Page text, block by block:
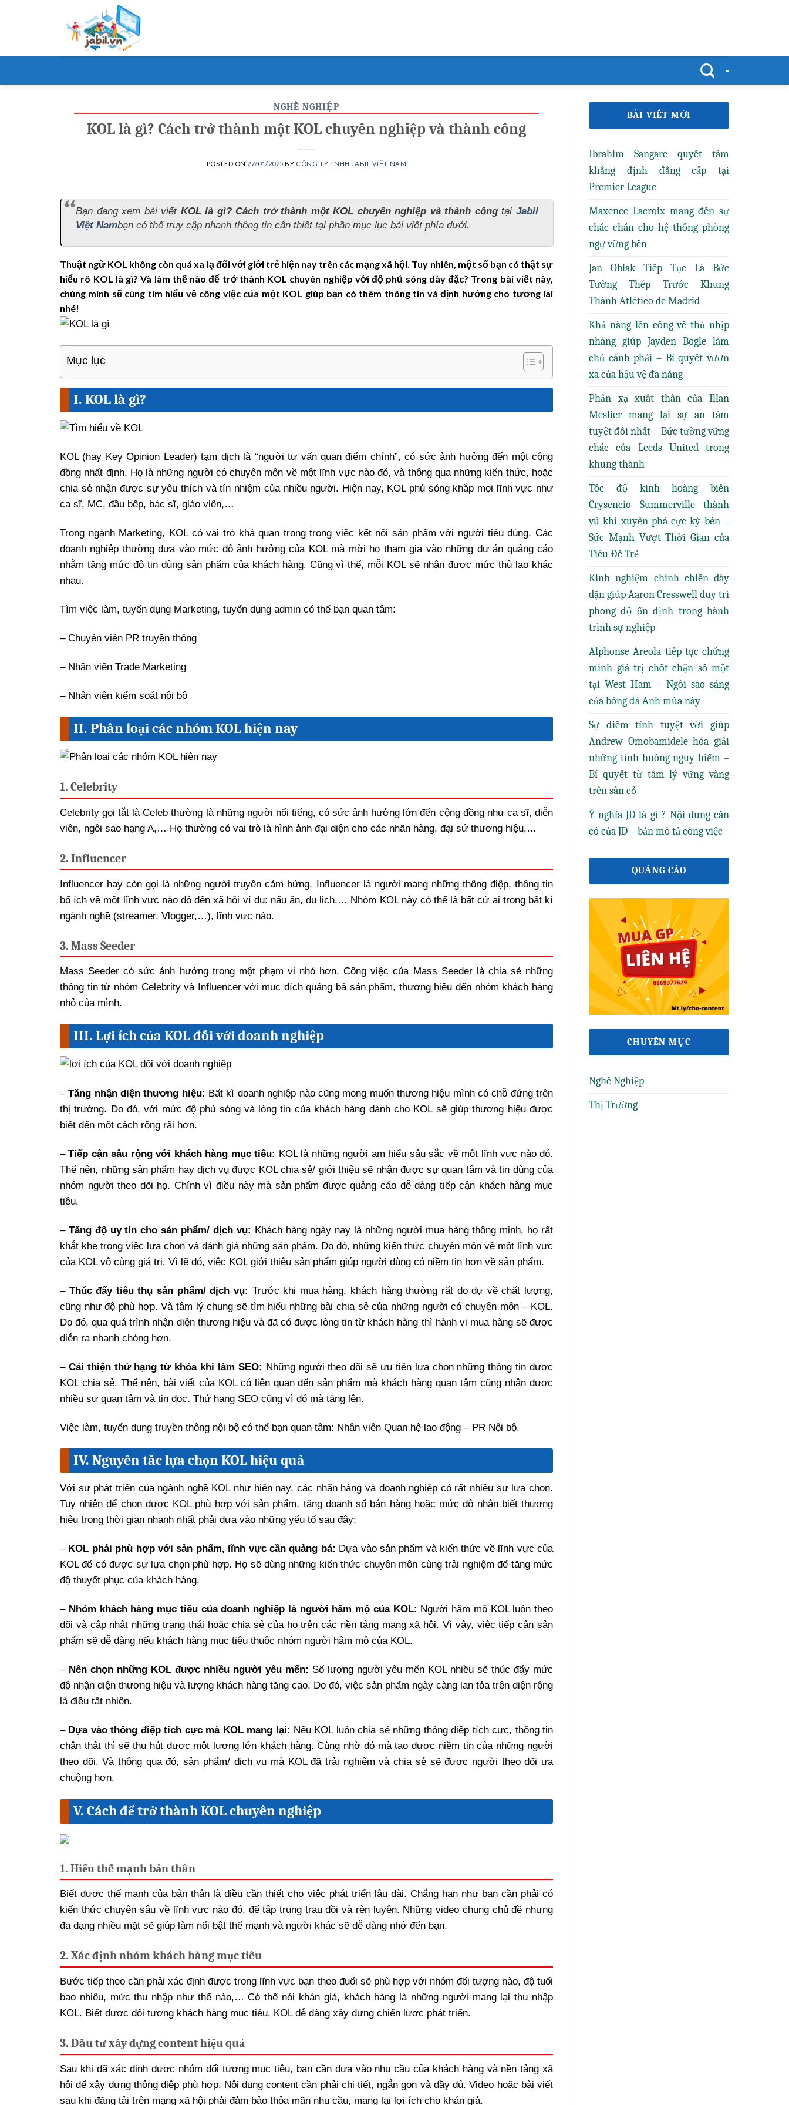
-
NGHỀ NGHIỆP
KOL là gì? Cách trở thành một KOL chuyên nghiệp và thành công
POSTED ON 27/01/2025 BY CÔNG TY TNHH JABIL VIỆT NAM
Bạn đang xem bài viết KOL là gì? Cách trở thành một KOL chuyên nghiệp và thành côngtạiJabil
Việt Nambạn có thể truy cập nhanh thông tin cần thiết tại phần mục lục bài viết phía dưới.
Thuật ngữ KOL không còn quá xa lạ đối với giới trẻ hiện nay trên các mạng xã hội. Tuy nhiên, một số bạn có thật sự
hiểu rõ KOL là gì? Và làm thế nào để trở thành KOL chuyên nghiệp với độ phủ sóng dày đặc? Trong bài viết này,
chúng mình sẽ cùng tìm hiểu về công việc của một KOL giúp bạn có thêm thông tin và định hướng cho tương lai
nhé!
Mục lục
I. KOL là gì?
KOL (hay Key Opinion Leader) tạm dịch là “người tư vấn quan điểm chính”, có sức ảnh hưởng đến một cộng
đồng nhất định. Họ là những người có chuyên môn về một lĩnh vực nào đó, và thông qua những kiến thức, hoặc
chia sẻ nhận được sự yêu thích và tín nhiệm của nhiều người. Hiện nay, KOL phủ sóng khắp mọi lĩnh vực như
ca sĩ, MC, đầu bếp, bác sĩ, giáo viên,…
Trong ngành Marketing, KOL có vai trò khá quan trọng trong việc kết nối sản phẩm với người tiêu dùng. Các
doanh nghiệp thường dựa vào mức độ ảnh hưởng của KOL mà mời họ tham gia vào những dự án quảng cáo
nhằm tăng mức độ tin dùng sản phẩm của khách hàng. Cũng vì thế, mỗi KOL sẽ nhận được mức thù lao khác
nhau.
Tìm việc làm, tuyển dụng Marketing, tuyển dụng admin có thể bạn quan tâm:
– Chuyên viên PR truyền thông
– Nhân viên Trade Marketing
– Nhân viên kiểm soát nội bộ
II. Phân loại các nhóm KOL hiện nay
1. Celebrity
Celebrity gọi tắt là Celeb thường là những người nổi tiếng, có sức ảnh hưởng lớn đến cộng đồng như ca sĩ, diễn
viên, ngôi sao hạng A,… Họ thường có vai trò là hình ảnh đại diện cho các nhãn hàng, đại sứ thương hiệu,…
2. Influencer
Influencer hay còn gọi là những người truyền cảm hứng. Influencer là người mang những thông điệp, thông tin
bổ ích về một lĩnh vực nào đó đến xã hội ví dụ: nấu ăn, du lịch,… Nhóm KOL này có thể là bất cứ ai trong bất kì
ngành nghề (streamer, Vlogger,…), lĩnh vực nào.
3. Mass Seeder
Mass Seeder có sức ảnh hưởng trong một phạm vi nhỏ hơn. Công việc của Mass Seeder là chia sẻ những
thông tin từ nhóm Celebrity và Influencer với mục đích quảng bá sản phẩm, thương hiệu đến nhóm khách hàng
nhỏ của mình.
III. Lợi ích của KOL đối với doanh nghiệp
–Tăng nhận diện thương hiệu: Bất kì doanh nghiệp nào cũng mong muốn thương hiệu mình có chỗ đứng trên
thị trường. Do đó, với mức độ phủ sóng và lòng tin của khách hàng dành cho KOL sẽ giúp thương hiệu được
biết đến một cách rộng rãi hơn.
–Tiếp cận sâu rộng với khách hàng mục tiêu: KOL là những người am hiểu sâu sắc về một lĩnh vực nào đó.
Thế nên, những sản phẩm hay dịch vụ được KOL chia sẻ/ giới thiệu sẽ nhận được sự quan tâm và tin dùng của
nhóm người theo dõi họ. Chính vì điều này mà sản phẩm được quảng cáo dễ dàng tiếp cận khách hàng mục
tiêu.
– Tăng độ uy tín cho sản phẩm/ dịch vụ: Khách hàng ngày nay là những người mua hàng thông minh, họ rất
khắt khe trong việc lựa chọn và đánh giá những sản phẩm. Do đó, những kiến thức chuyên môn về một lĩnh vực
của KOL vô cùng giá trị. Vì lẽ đó, việc KOL giới thiệu sản phẩm giúp người dùng có niềm tin hơn về sản phẩm.
– Thúc đẩy tiêu thụ sản phẩm/ dịch vụ: Trước khi mua hàng, khách hàng thường rất do dự về chất lượng,
cũng như độ phù hợp. Và tâm lý chung sẽ tìm hiểu những bài chia sẻ của những người có chuyên môn – KOL.
Do đó, qua quá trình nhận diện thương hiệu và đã có được lòng tin từ khách hàng thì hành vi mua hàng sẽ được
diễn ra nhanh chóng hơn.
– Cải thiện thứ hạng từ khóa khi làm SEO: Những người theo dõi sẽ ưu tiên lựa chọn những thông tin được
KOL chia sẻ. Thế nên, bài viết của KOL có liên quan đến sản phẩm mà khách hàng quan tâm cũng nhận được
nhiều sự quan tâm và tin đọc. Thứ hạng SEO cũng vì đó mà tăng lên.
Việc làm, tuyển dụng truyền thông nội bộ có thể bạn quan tâm: Nhân viên Quan hệ lao động – PR Nội bộ.
IV. Nguyên tắc lựa chọn KOL hiệu quả
Với sự phát triển của ngành nghề KOL như hiện nay, các nhãn hàng và doanh nghiệp có rất nhiều sự lựa chọn.
Tuy nhiên để chọn được KOL phù hợp với sản phẩm, tăng doanh số bán hàng hoặc mức độ nhận biết thương
hiệu trong thời gian nhanh nhất phải dựa vào những yếu tố sau đây:
– KOL phải phù hợp với sản phẩm, lĩnh vực cần quảng bá: Dựa vào sản phẩm và kiến thức về lĩnh vực của
KOL để có được sự lựa chọn phù hợp. Họ sẽ dùng những kiến thức chuyên môn cùng trải nghiệm để tăng mức
độ thuyết phục của khách hàng.
– Nhóm khách hàng mục tiêu của doanh nghiệp là người hâm mộ của KOL: Người hâm mộ KOL luôn theo
dõi và cập nhật những trạng thái hoặc chia sẻ của họ trên các nền tảng mạng xã hội. Vì vậy, việc tiếp cận sản
phẩm sẽ dễ dàng nếu khách hàng mục tiêu thuộc nhóm người hâm mộ của KOL.
– Nên chọn những KOL được nhiều người yêu mến: Số lượng người yêu mến KOL nhiều sẽ thúc đẩy mức
độ nhận diện thương hiệu và lượng khách hàng tăng cao. Do đó, việc sản phẩm ngày càng lan tỏa trên diện rộng
là điều tất nhiên.
– Dựa vào thông điệp tích cực mà KOL mang lại: Nếu KOL luôn chia sẻ những thông điệp tích cực, thông tin
chân thật thì sẽ thu hút được một lượng lớn khách hàng. Cùng nhờ đó mà tạo được niềm tin của những người
theo dõi. Và thông qua đó, sản phẩm/ dịch vụ mà KOL đã trải nghiệm và chia sẻ sẽ được người theo dõi ưa
chuộng hơn.
V. Cách để trở thành KOL chuyên nghiệp
1. Hiểu thế mạnh bản thân
Biết được thế mạnh của bản thân là điều cần thiết cho việc phát triển lâu dài. Chẳng hạn như bạn cần phải có
kiến thức chuyên sâu về lĩnh vực nào đó, để tập trung trau dồi và rèn luyện. Những video chung chủ đề nhưng
đa dạng nhiều mặt sẽ giúp làm nổi bật thế mạnh và người khác sẽ dễ dàng nhớ đến bạn.
2. Xác định nhóm khách hàng mục tiêu
Bước tiếp theo cần phải xác định được trong lĩnh vực bạn theo đuổi sẽ phù hợp với nhóm đối tượng nào, độ tuổi
bao nhiêu, mức thu nhập như thế nào,… Có thể nói khán giả, khách hàng là những người mang lại thu nhập
KOL. Biết được đối tượng khách hàng mục tiêu, KOL dễ dàng xây dựng chiến lược phát triển.
3. Đầu tư xây dựng content hiệu quả
Sau khi đã xác định được nhóm đối tượng mục tiêu, bạn cần dựa vào nhu cầu của khách hàng và nền tảng xã
hội để xây dựng thông điệp phù hợp. Nội dung content cần phải chi tiết, ngắn gọn và đầy đủ. Video hoặc bài viết
sau khi đăng tải trên mạng xã hội phải đảm bảo thỏa mãn nhu cầu, mang lại lợi ích cho khán giả.
BÀI VIẾT MỚI
Ibrahim Sangare quyết tâm
khẳng định đẳng cấp tại
Premier League
Maxence Lacroix mang đến sự
chắc chắn cho hệ thống phòng
ngự vững bền
Jan Oblak Tiếp Tục Là Bức
Tường Thép Trước Khung
Thành Atlético de Madrid
Khả năng lên công về thủ nhịp
nhàng giúp Jayden Bogle làm
chủ cánh phải – Bí quyết vươn
xa của hậu vệ đa năng
Phản xạ xuất thần của Illan
Meslier mang lại sự an tâm
tuyệt đối nhất – Bức tường vững
chắc của Leeds United trong
khung thành
Tốc độ kinh hoàng biến
Crysencio Summerville thành
vũ khí xuyên phá cực kỳ bén –
Sức Mạnh Vượt Thời Gian của
Tiêu Đề Trẻ
Kinh nghiệm chinh chiến dày
dặn giúp Aaron Cresswell duy trì
phong độ ổn định trong hành
trình sự nghiệp
Alphonse Areola tiếp tục chứng
minh giá trị chốt chặn số một
tại West Ham – Ngôi sao sáng
của bóng đá Anh mùa này
Sự điềm tĩnh tuyệt vời giúp
Andrew Omobamidele hóa giải
những tình huống nguy hiểm –
Bí quyết từ tâm lý vững vàng
trên sân cỏ
Ý nghĩa JD là gì ? Nội dung cần
có của JD – bản mô tả công việc
QUẢNG CÁO
CHUYÊN MỤC
Nghề Nghiệp
Thị Trường